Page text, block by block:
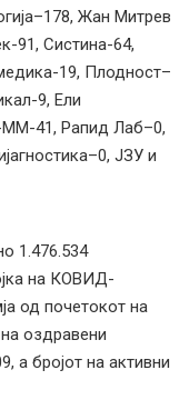
Жан Митрев
91, Систина-64,
19, Плодност–
9, Ели
ММ-41, Рапид Лаб–0,
ЈЗУ и
1.476.534
на КОВИД-
од почетокот на
оздравени
а бројот на активни